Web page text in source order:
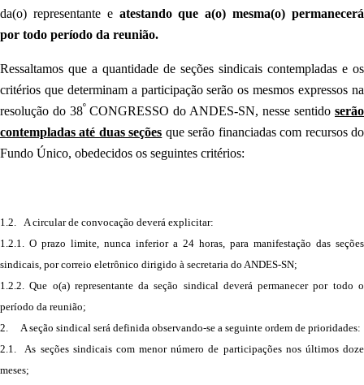
da(o) representante e atestando que a(o) mesma(o) permanecerá
por todo período da reunião.
Ressaltamos que a quantidade de seções sindicais contempladas e os
critérios que determinam a participação serão os mesmos expressos na
resolução do 38º CONGRESSO do ANDES-SN, nesse sentido serão
contempladas até duas seções que serão financiadas com recursos do
Fundo Único, obedecidos os seguintes critérios:
1.2. A circular de convocação deverá explicitar:
1.2.1. O prazo limite, nunca inferior a 24 horas, para manifestação das seções
sindicais, por correio eletrônico dirigido à secretaria do ANDES-SN;
1.2.2. Que o(a) representante da seção sindical deverá permanecer por todo o
período da reunião;
2. A seção sindical será definida observando-se a seguinte ordem de prioridades:
2.1. As seções sindicais com menor número de participações nos últimos doze
meses;